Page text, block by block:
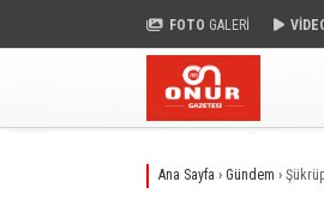
FOTO GALERİ
Ana Sayfa › Gündem ›